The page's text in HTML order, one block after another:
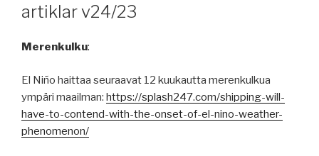
artiklar v24/23
Merenkulku:
El Niño haittaa seuraavat 12 kuukautta merenkulkua
ympäri maailman: https://splash247.com/shipping-will-
have-to-contend-with-the-onset-of-el-nino-weather-
phenomenon/